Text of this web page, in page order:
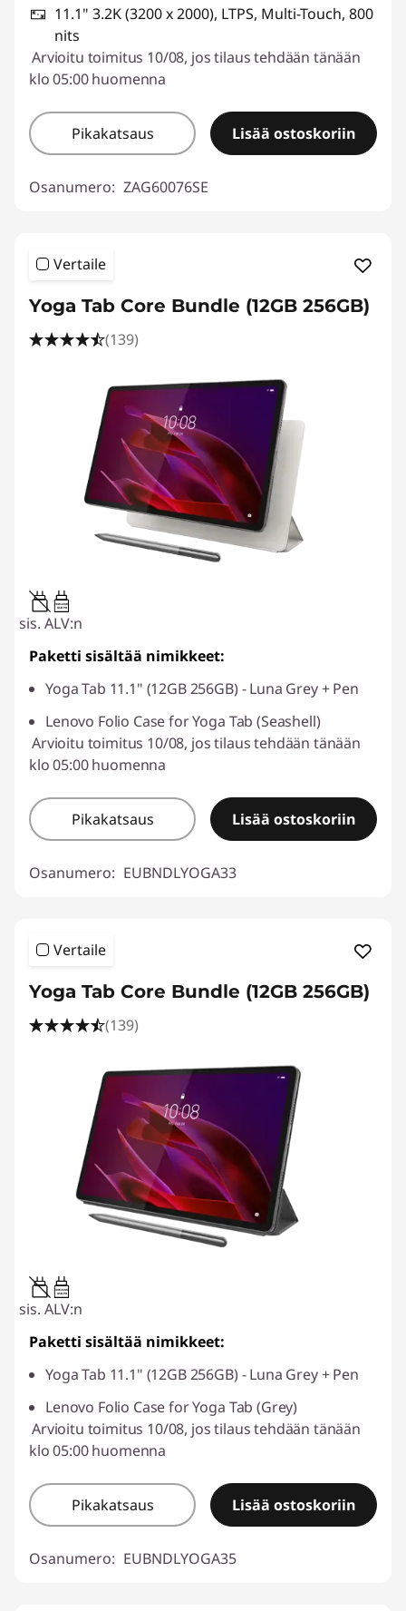
11.1" 3.2K (3200 x 2000), LTPS, Multi-Touch, 800
nits
Arvioitu toimitus 10/08, jos tilaus tehdään tänään
klo 05:00 huomenna
Pikakatsaus Lisää ostoskoriin
Osanumero: ZAG60076SE
Vertaile
Yoga Tab Core Bundle (12GB 256GB)
(139)
20W-60W
USB PD
sis. ALV:n
Paketti sisältää nimikkeet:
Yoga Tab 11.1" (12GB 256GB) - Luna Grey + Pen
Lenovo Folio Case for Yoga Tab (Seashell)
Arvioitu toimitus 10/08, jos tilaus tehdään tänään
klo 05:00 huomenna
Pikakatsaus Lisää ostoskoriin
Osanumero: EUBNDLYOGA33
Vertaile
Yoga Tab Core Bundle (12GB 256GB)
(139)
20W-60W
USB PD
sis. ALV:n
Paketti sisältää nimikkeet:
Yoga Tab 11.1" (12GB 256GB) - Luna Grey + Pen
Lenovo Folio Case for Yoga Tab (Grey)
Arvioitu toimitus 10/08, jos tilaus tehdään tänään
klo 05:00 huomenna
Pikakatsaus Lisää ostoskoriin
Osanumero: EUBNDLYOGA35